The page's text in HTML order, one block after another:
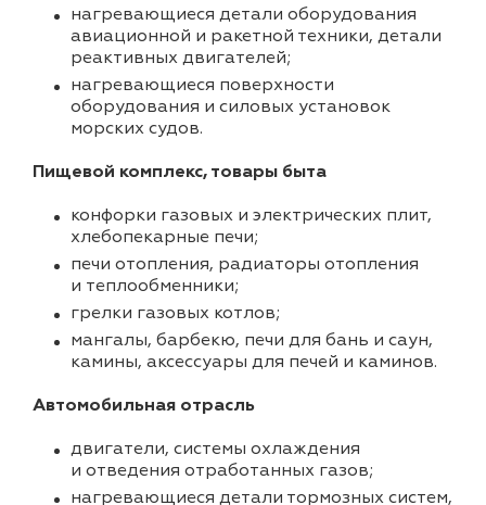
нагревающиеся детали оборудования
авиационной и ракетной техники, детали
реактивных двигателей;
нагревающиеся поверхности
оборудования и силовых установок
морских судов.
Пищевой комплекс, товары быта
конфорки газовых и электрических плит,
хлебопекарные печи;
печи отопления, радиаторы отопления
и теплообменники;
грелки газовых котлов;
мангалы, барбекю, печи для бань и саун,
камины, аксессуары для печей и каминов.
Автомобильная отрасль
двигатели, системы охлаждения
и отведения отработанных газов;
нагревающиеся детали тормозных систем,